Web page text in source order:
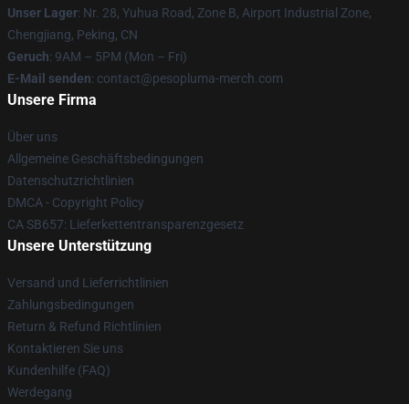
Unser Lager: Nr. 28, Yuhua Road, Zone B, Airport Industrial Zone,
Chengjiang, Peking, CN
Geruch: 9AM – 5PM (Mon – Fri)
E-Mail senden: contact@pesopluma-merch.com
Unsere Firma
Über uns
Allgemeine Geschäftsbedingungen
Datenschutzrichtlinien
DMCA - Copyright Policy
CA SB657: Lieferkettentransparenzgesetz
Unsere Unterstützung
Versand und Lieferrichtlinien
Zahlungsbedingungen
Return & Refund Richtlinien
Kontaktieren Sie uns
Kundenhilfe (FAQ)
Werdegang